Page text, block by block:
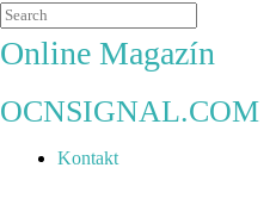
Online Magazín
OCNSIGNAL.COM
Kontakt